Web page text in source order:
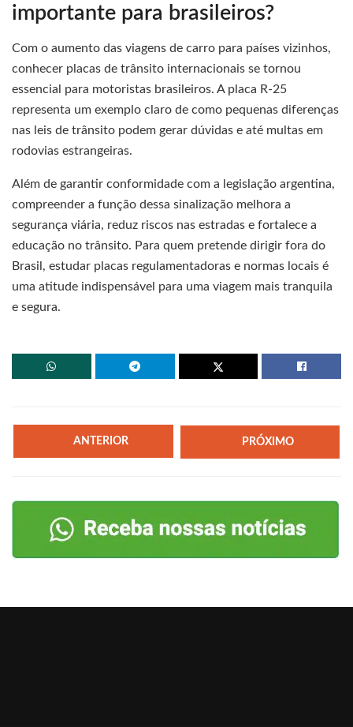
importante para brasileiros?
Com o aumento das viagens de carro para países vizinhos,
conhecer placas de trânsito internacionais se tornou
essencial para motoristas brasileiros. A placa R-25
representa um exemplo claro de como pequenas diferenças
nas leis de trânsito podem gerar dúvidas e até multas em
rodovias estrangeiras.
Além de garantir conformidade com a legislação argentina,
compreender a função dessa sinalização melhora a
segurança viária, reduz riscos nas estradas e fortalece a
educação no trânsito. Para quem pretende dirigir fora do
Brasil, estudar placas regulamentadoras e normas locais é
uma atitude indispensável para uma viagem mais tranquila
e segura.
ANTERIOR PRÓXIMO